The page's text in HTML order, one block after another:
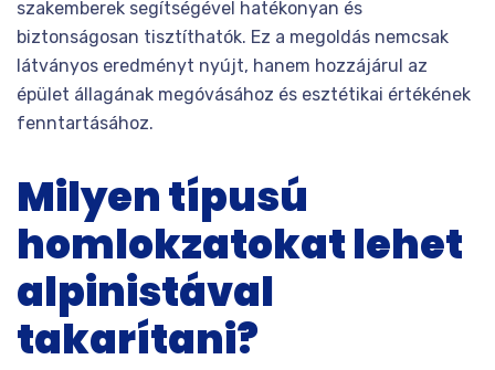
szakemberek segítségével hatékonyan és
biztonságosan tisztíthatók. Ez a megoldás nemcsak
látványos eredményt nyújt, hanem hozzájárul az
épület állagának megóvásához és esztétikai értékének
fenntartásához.
Milyen típusú
homlokzatokat lehet
alpinistával
takarítani?